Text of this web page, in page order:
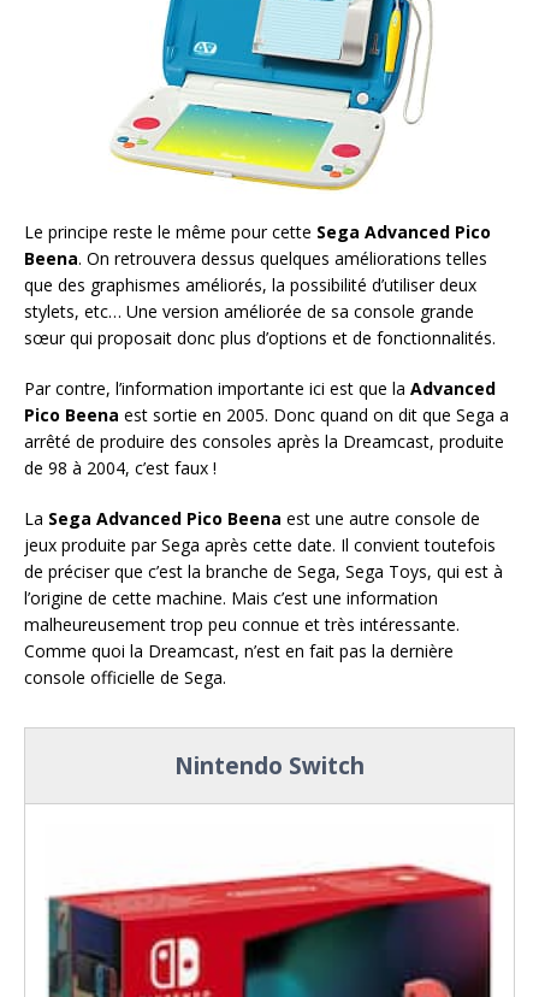
Le principe reste le même pour cette Sega Advanced Pico
Beena. On retrouvera dessus quelques améliorations telles
que des graphismes améliorés, la possibilité d’utiliser deux
stylets, etc… Une version améliorée de sa console grande
sœur qui proposait donc plus d’options et de fonctionnalités.
Par contre, l’information importante ici est que la Advanced
Pico Beena est sortie en 2005. Donc quand on dit que Sega a
arrêté de produire des consoles après la Dreamcast, produite
de 98 à 2004, c’est faux !
La Sega Advanced Pico Beena est une autre console de
jeux produite par Sega après cette date. Il convient toutefois
de préciser que c’est la branche de Sega, Sega Toys, qui est à
l’origine de cette machine. Mais c’est une information
malheureusement trop peu connue et très intéressante.
Comme quoi la Dreamcast, n’est en fait pas la dernière
console officielle de Sega.
Nintendo Switch